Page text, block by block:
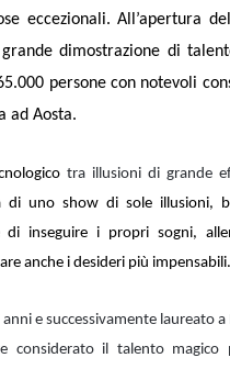
eccezionali. All’apertura
dimostrazione di
personecon notevoli
ad Aosta.
tra illusioni di grande
uno show di sole illusioni,
inseguire i propri sogni,
anche i desideri più impensabili.
e successivamente laureato a
considerato il talento magico